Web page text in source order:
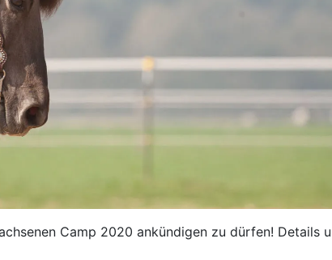
Camp 2020 ankündigen zu dürfen! Details